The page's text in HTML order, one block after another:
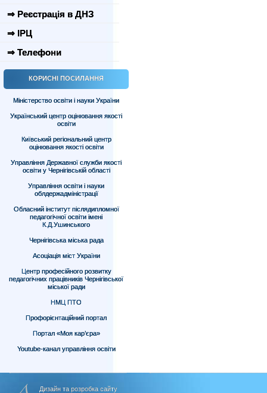
⇒ Реєстрація в ДНЗ
⇒ ІРЦ
⇒ Телефони
КОРИСНІ ПОСИЛАННЯ
Міністерство освіти і науки України
Український центр оцінювання якості
освіти
Київський регіональний центр
оцінювання якості освіти
Управління Державної служби якості
освіти у Чернігівській області
Управління освіти і науки
облдержадміністрації
Обласний інститут післядипломної
педагогічної освіти імені
К.Д.Ушинського
Чернігівська міська рада
Асоціація міст України
Центр професійного розвитку
педагогічних працівників Чернігівської
міської ради
НМЦ ПТО
Профорієнтаційний портал
Портал «Моя кар’єра»
Youtube-канал управління освіти
Дизайн та розробка сайту